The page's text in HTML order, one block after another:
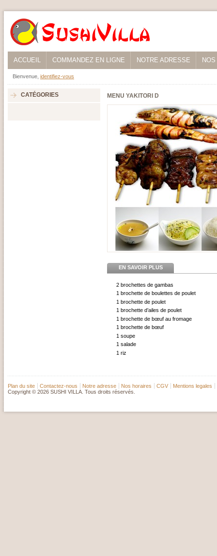
ACCUEIL COMMANDEZ EN LIGNE NOTRE ADRESSE
Bienvenue, identifiez-vous
CATÉGORIES MENU YAKITORI D
EN SAVOIR PLUS
2 brochettes de gambas
1 brochette de boulettes de poulet
1 brochette de poulet
1 brochette d’ailes de poulet
1 brochette de bœuf au fromage
1 brochette de bœuf
1 soupe
1 salade
1 riz
Plan du site Contactez-nous Notre adresse Nos horaires CGV
Mentions legales
Copyright © 2026 SUSHI VILLA. Tous droits réservés.